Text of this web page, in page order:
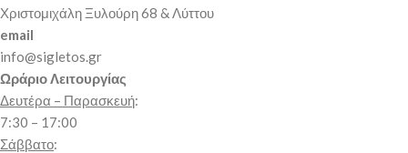
Χριστομιχάλη Ξυλούρη 68 & Λύττου
email
info@sigletos.gr
Ωράριο Λειτουργίας
Δευτέρα – Παρασκευή:
7:30 – 17:00
Σάββατο: